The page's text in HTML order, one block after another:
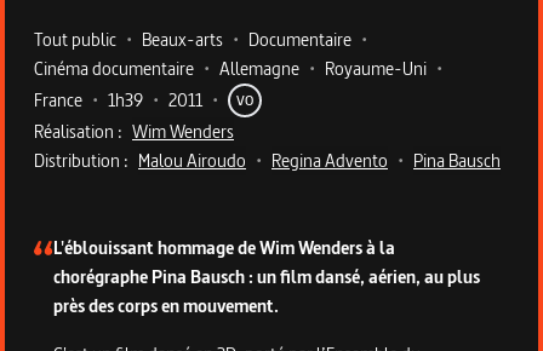
Metadata du programme
Tout public • Beaux-arts • Documentaire •
Cinéma documentaire • Allemagne • Royaume-Uni •
France • 1h39 • 2011 • VO
Réalisation : Wim Wenders
Distribution : Malou Airoudo • Regina Advento • Pina Bausch
L'éblouissant hommage de Wim Wenders à la
chorégraphe Pina Bausch : un film dansé, aérien, au plus
près des corps en mouvement.